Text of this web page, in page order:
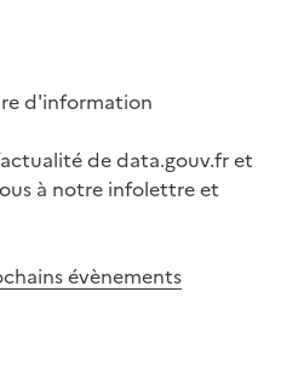
d'information
de data.gouv.fr et
à notre infolettre et
évènements